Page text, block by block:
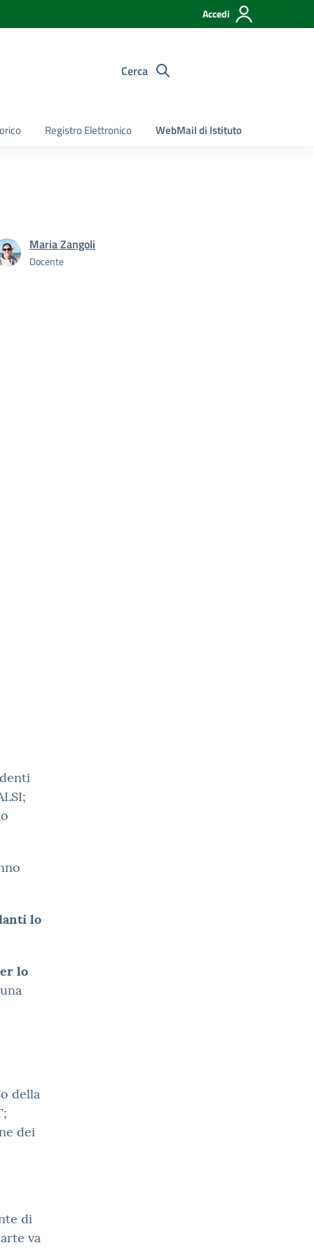
Accedi
Cerca
Registro Elettronico WebMail di Istituto
Maria Zangoli
Docente
lo
lo
della
dei
di
va